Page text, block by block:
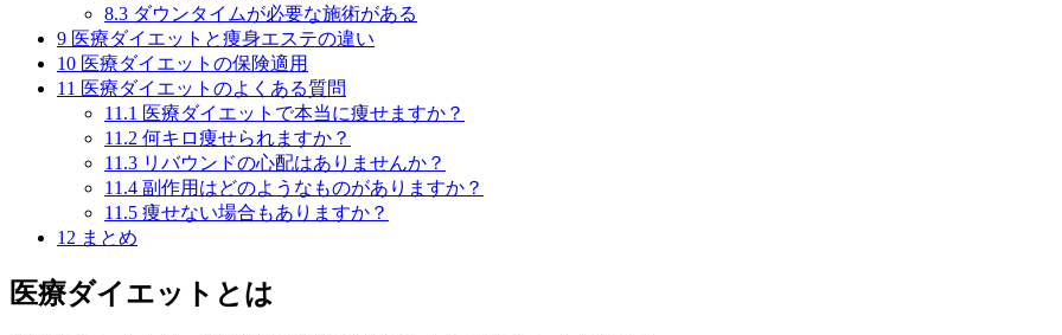
8.3 ダウンタイムが必要な施術がある
9 医療ダイエットと痩身エステの違い
10 医療ダイエットの保険適用
11 医療ダイエットのよくある質問
11.1 医療ダイエットで本当に痩せますか？
11.2 何キロ痩せられますか？
11.3 リバウンドの心配はありませんか？
11.4 副作用はどのようなものがありますか？
11.5 痩せない場合もありますか？
12 まとめ
医療ダイエットとは